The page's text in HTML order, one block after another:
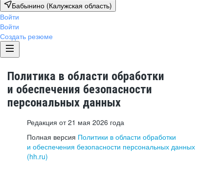
Бабынино (Калужская область)
Войти
Войти
Создать резюме
Политика в области обработки
и обеспечения безопасности
персональных данных
Редакция от 21 мая 2026 года
Полная версия Политики в области обработки
и обеспечения безопасности персональных данных
(hh.ru)